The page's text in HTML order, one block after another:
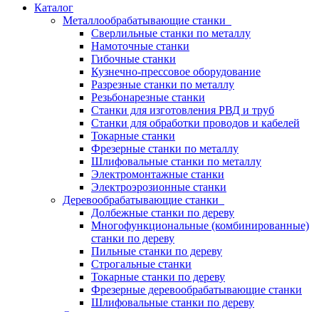
Каталог
Металлообрабатывающие станки
Сверлильные станки по металлу
Намоточные станки
Гибочные станки
Кузнечно-прессовое оборудование
Разрезные станки по металлу
Резьбонарезные станки
Станки для изготовления РВД и труб
Станки для обработки проводов и кабелей
Токарные станки
Фрезерные станки по металлу
Шлифовальные станки по металлу
Электромонтажные станки
Электроэрозионные станки
Деревообрабатывающие станки
Долбежные станки по дереву
Многофункциональные (комбинированные)
станки по дереву
Пильные станки по дереву
Строгальные станки
Токарные станки по дереву
Фрезерные деревообрабатывающие станки
Шлифовальные станки по дереву